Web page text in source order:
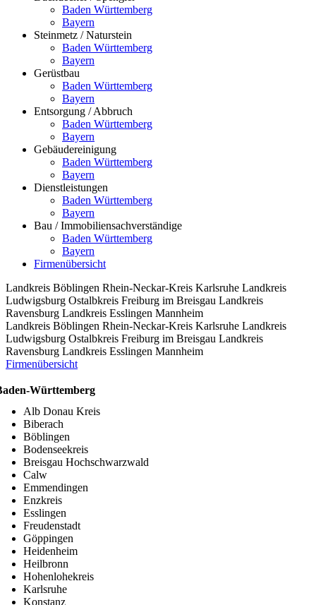
Baden Württemberg
Bayern
Steinmetz / Naturstein
Baden Württemberg
Bayern
Gerüstbau
Baden Württemberg
Bayern
Entsorgung / Abbruch
Baden Württemberg
Bayern
Gebäudereinigung
Baden Württemberg
Bayern
Dienstleistungen
Baden Württemberg
Bayern
Bau / Immobiliensachverständige
Baden Württemberg
Bayern
Firmenübersicht
Landkreis Böblingen Rhein-Neckar-Kreis Karlsruhe Landkreis
Ludwigsburg Ostalbkreis Freiburg im Breisgau Landkreis
Ravensburg Landkreis Esslingen Mannheim
Landkreis Böblingen Rhein-Neckar-Kreis Karlsruhe Landkreis
Ludwigsburg Ostalbkreis Freiburg im Breisgau Landkreis
Ravensburg Landkreis Esslingen Mannheim
Firmenübersicht
Württemberg
Alb Donau Kreis
Biberach
Böblingen
Bodenseekreis
Breisgau Hochschwarzwald
Calw
Emmendingen
Enzkreis
Esslingen
Freudenstadt
Göppingen
Heidenheim
Heilbronn
Hohenlohekreis
Karlsruhe
Konstanz